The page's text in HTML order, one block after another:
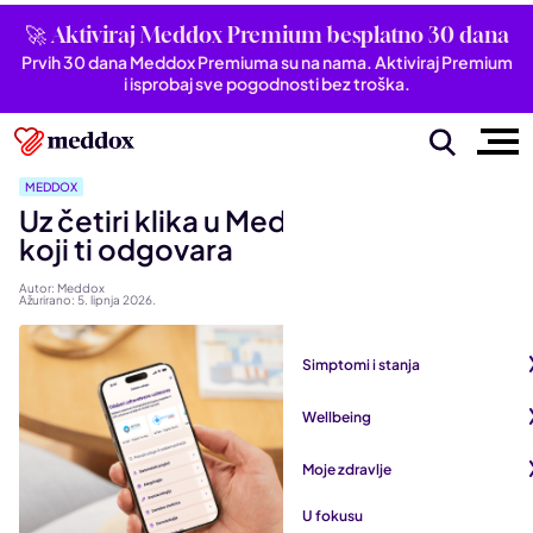
🚀 Aktiviraj Meddox Premium besplatno 30 dana
Prvih 30 dana Meddox Premiuma su na nama. Aktiviraj Premium
i isprobaj sve pogodnosti bez troška.
Simptomi i stanja
Bubrezi i mokraćni sustav
Dišni sustav
Wellbeing
Moje zdravlje
Pogledaj sve iz kategorije
U fokusu
MEDDOX
Uz četiri klika u Meddoxu do termina
koji ti odgovara
Autor: Meddox
Ažurirano: 5. lipnja 2026.